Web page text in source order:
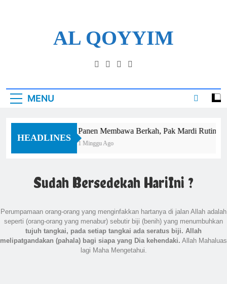
AL QOYYIM
MENU
HEADLINES
Panen Membawa Berkah, Pak Mardi Rutin
1 Minggu Ago
Sudah Bersedekah HariIni ?
Perumpamaan orang-orang yang menginfakkan hartanya di jalan Allah adalah
seperti (orang-orang yang menabur) sebutir biji (benih) yang menumbuhkan
tujuh tangkai, pada setiap tangkai ada seratus biji. Allah
melipatgandakan (pahala) bagi siapa yang Dia kehendaki. Allah Mahaluas
lagi Maha Mengetahui.